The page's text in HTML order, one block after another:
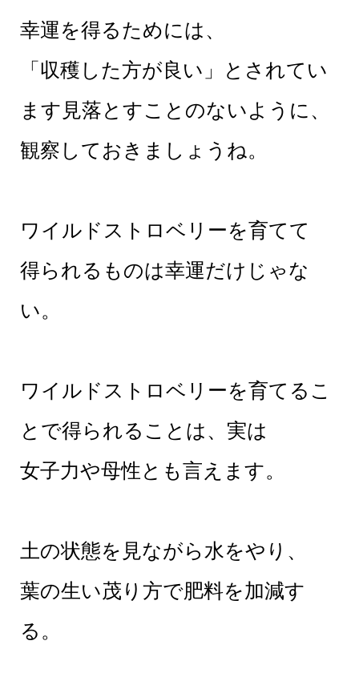
幸運を得るためには、
「収穫した方が良い」とされてい
ます見落とすことのないように、
観察しておきましょうね。
ワイルドストロベリーを育てて
得られるものは幸運だけじゃな
い。
ワイルドストロベリーを育てるこ
とで得られることは、実は
女子力や母性とも言えます。
土の状態を見ながら水をやり、
葉の生い茂り方で肥料を加減す
る。